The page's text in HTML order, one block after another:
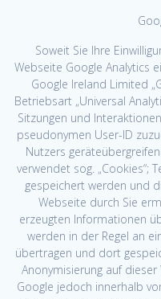
Soweit Sie Ihre
Webseite Google Analytics
Google Ireland Limited
Betriebsart „Universal
Sitzungen und
pseudonymen User-ID
Nutzers
verwendet sog. „Cookies“;
gespeichert werden und
Webseite durch Sie
erzeugten Informationen
werden in der Regel an
übertragen und dort
Anonymisierung auf
Google jedoch innerhalb